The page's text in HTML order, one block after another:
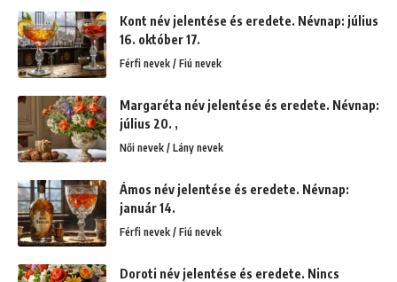
Kont név jelentése és eredete. Névnap: július
16. október 17.
Férfi nevek / Fiú nevek
Margaréta név jelentése és eredete. Névnap:
július 20. ,
Női nevek / Lány nevek
Ámos név jelentése és eredete. Névnap:
január 14.
Férfi nevek / Fiú nevek
Doroti név jelentése és eredete. Nincs